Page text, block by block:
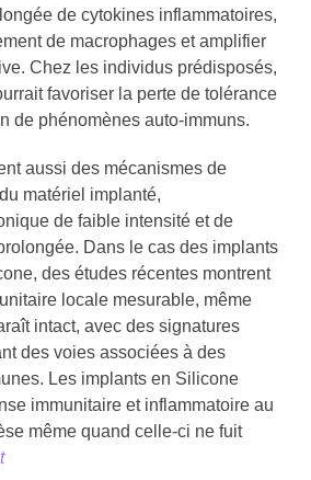
de cytokines inflammatoires,
de macrophages et amplifier
Chez les individus prédisposés,
favoriser la perte de tolérance
de phénomènes auto-immuns.
aussi des mécanismes de
matériel implanté,
de faible intensité et de
Dans le cas des implants
des études récentes montrent
locale mesurable, même
intact, avec des signatures
des voies associées à des
Les implants en Silicone
immunitaire et inflammatoire au
même quand celle-ci ne fuit